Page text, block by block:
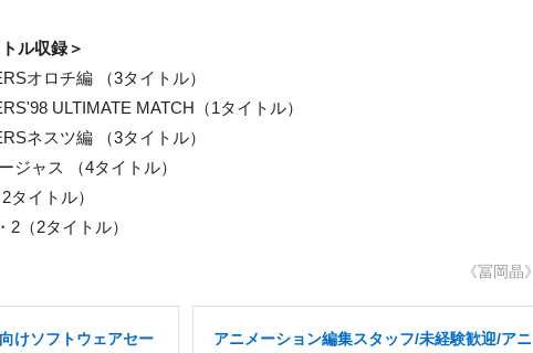
ル収録＞
オロチ編 （3タイトル）
ULTIMATE MATCH（1タイトル）
ネスツ編 （3タイトル）
ジャス （4タイトル）
タイトル）
（2タイトル）
《冨岡晶》
けソフトウェアセー
アニメーション編集スタッフ/未経験歓迎/アニ